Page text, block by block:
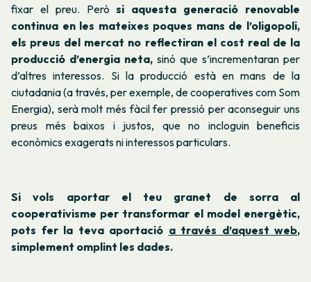
fixar el preu. Però si aquesta generació renovable
continua en les mateixes poques mans de l’oligopoli,
els preus del mercat no reflectiran el cost real de la
producció d’energia neta, sinó que s’incrementaran per
d’altres interessos. Si la producció està en mans de la
ciutadania (a través, per exemple, de cooperatives com Som
Energia), serà molt més fàcil fer pressió per aconseguir uns
preus més baixos i justos, que no incloguin beneficis
econòmics exagerats ni interessos particulars.
Si vols aportar el teu granet de sorra al
cooperativisme per transformar el model energètic,
pots fer la teva aportació a través d’aquest web,
simplement omplint les dades.